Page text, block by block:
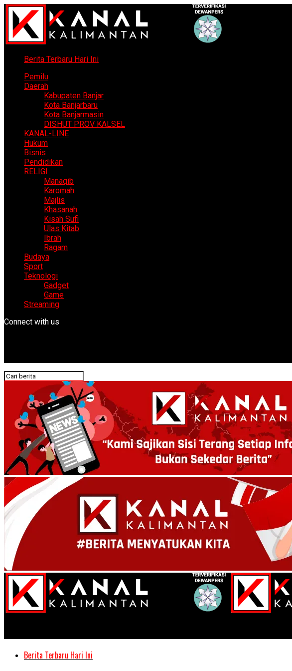
Berita Terbaru Hari Ini
Pemilu
Daerah
Kabupaten Banjar
Kota Banjarbaru
Kota Banjarmasin
DISHUT PROV KALSEL
KANAL-LINE
Hukum
Bisnis
Pendidikan
RELIGI
Manaqib
Karomah
Majlis
Khasanah
Kisah Sufi
Ulas Kitab
Ibrah
Ragam
Budaya
Sport
Teknologi
Gadget
Game
Streaming
Connect with us
Berita Terbaru Hari Ini